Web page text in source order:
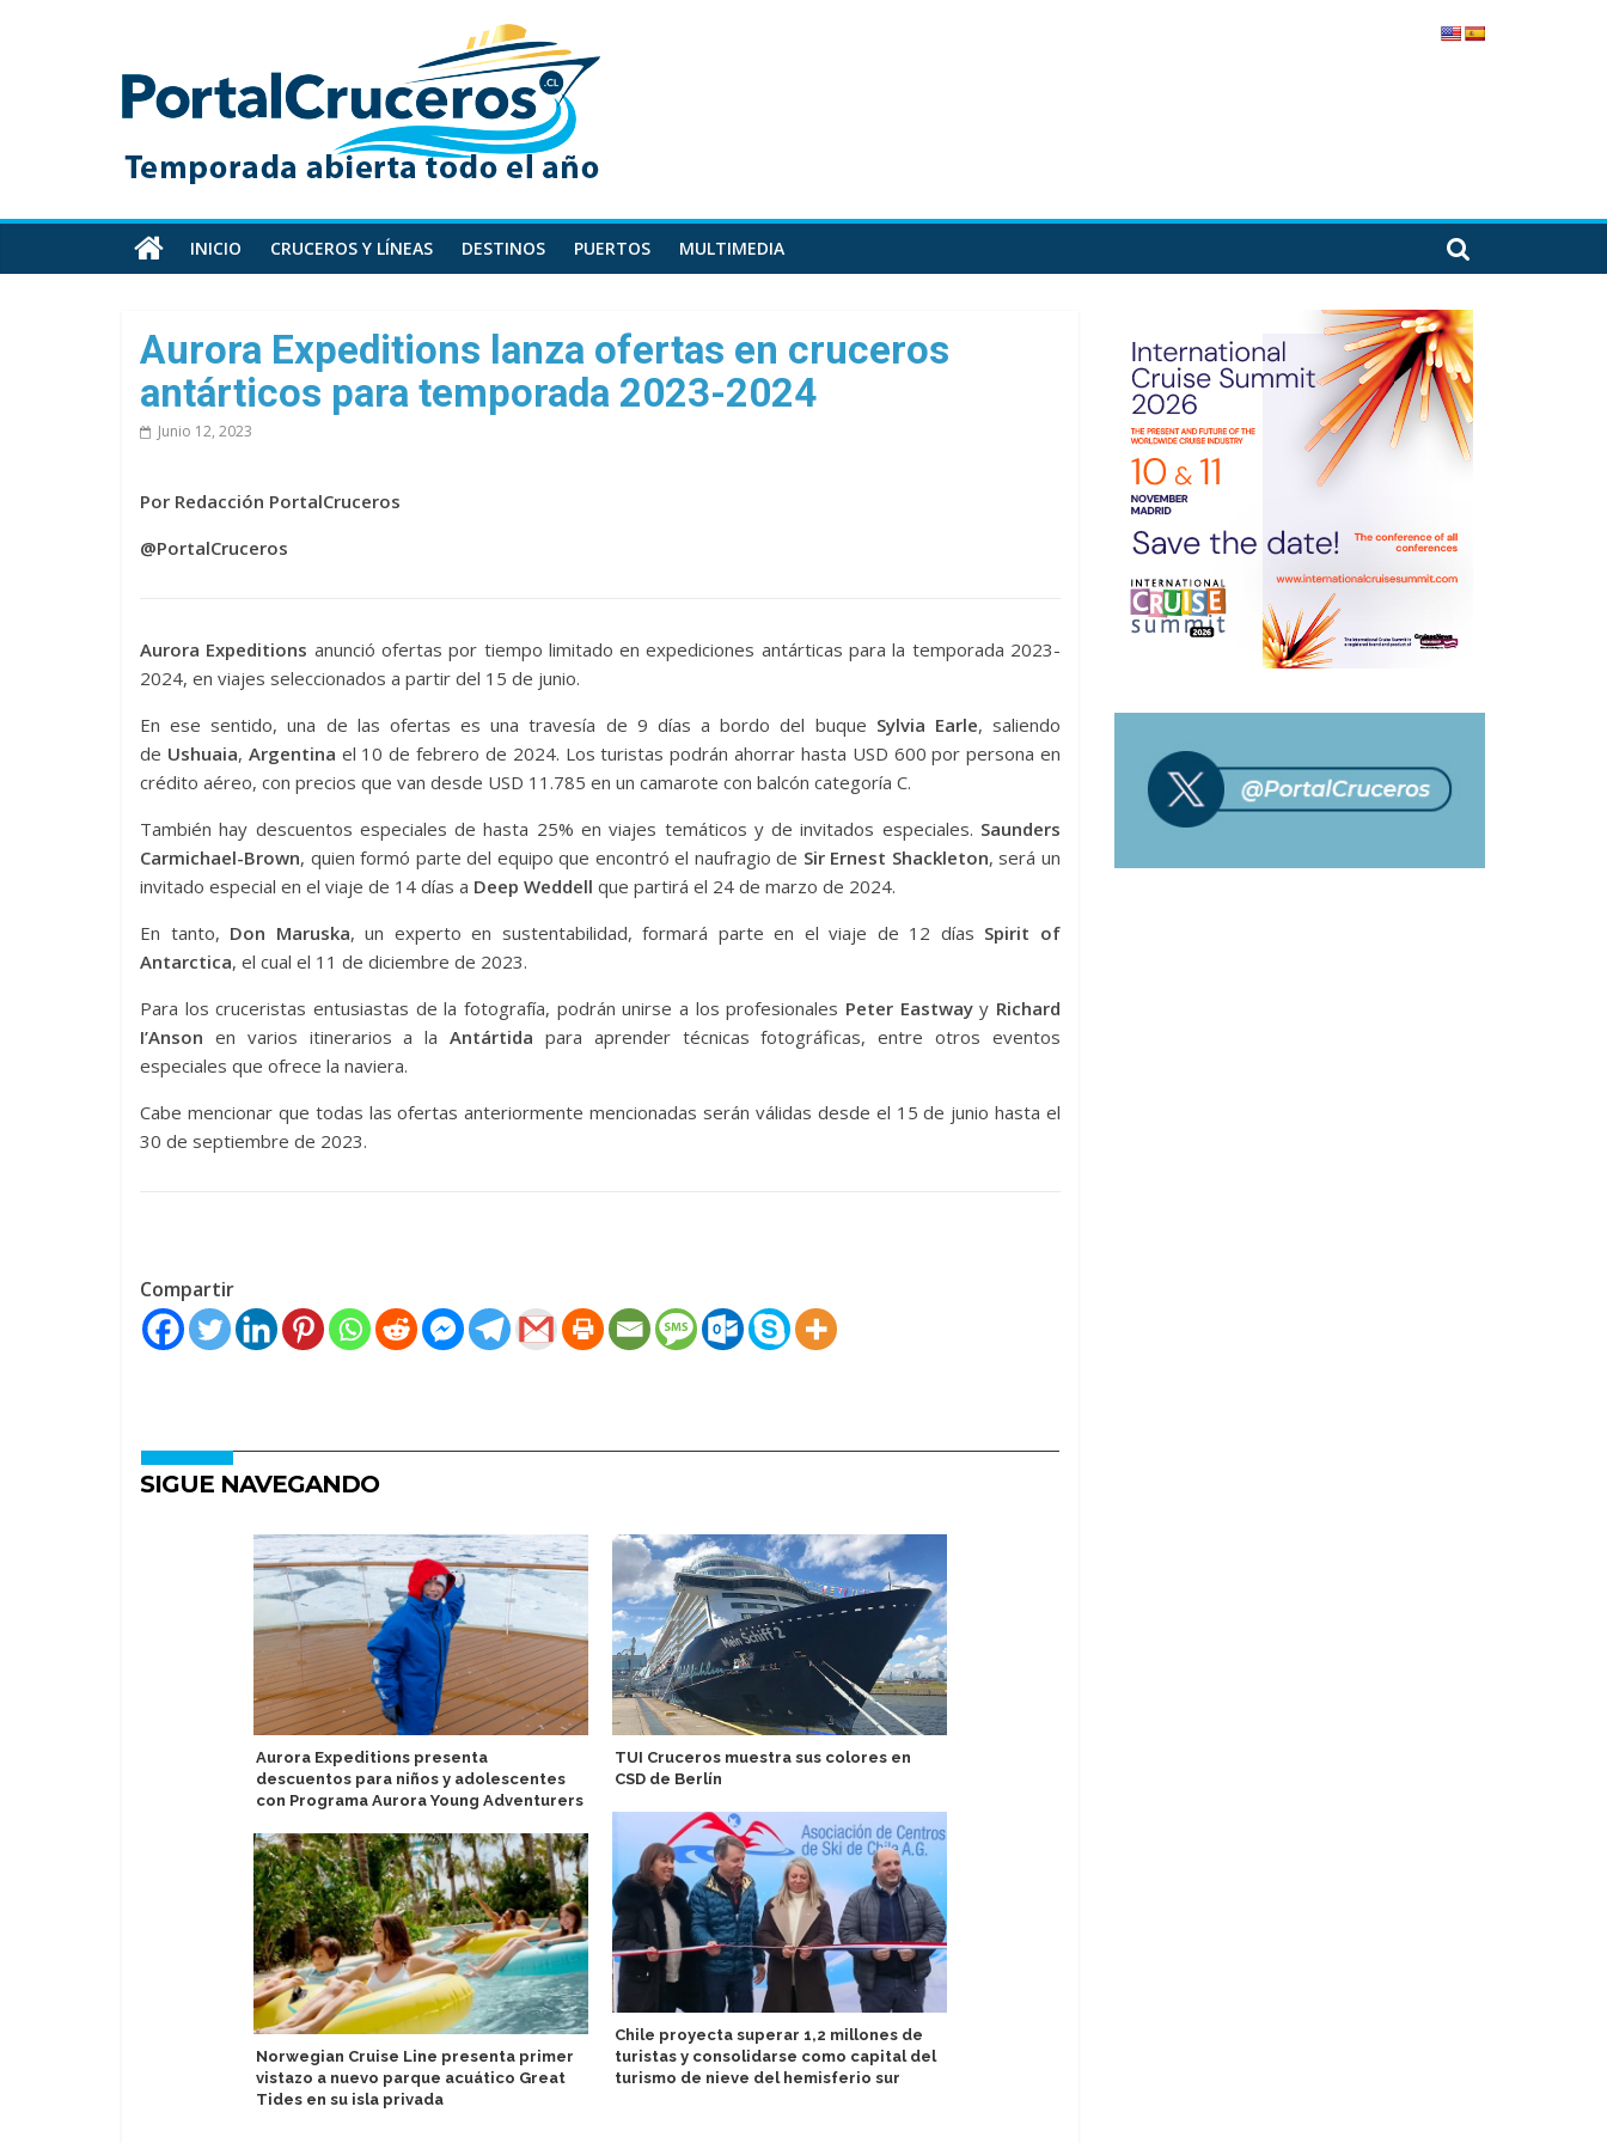
PortalCruceros
Toda
información
cruceros
en
un
sitio
INICIO CRUCEROS Y LÍNEAS DESTINOS PUERTOS MULTIMEDIA
Aurora Expeditions lanza ofertas en cruceros
antárticos para temporada 2023-2024
Junio 12, 2023
Por Redacción PortalCruceros
@PortalCruceros
Aurora Expeditions anunció ofertas por tiempo limitado en expediciones antárticas para la temporada 2023-
2024, en viajes seleccionados a partir del 15 de junio.
En ese sentido, una de las ofertas es una travesía de 9 días a bordo del buque Sylvia Earle, saliendo
de Ushuaia, Argentina el 10 de febrero de 2024. Los turistas podrán ahorrar hasta USD 600 por persona en
crédito aéreo, con precios que van desde USD 11.785 en un camarote con balcón categoría C.
También hay descuentos especiales de hasta 25% en viajes temáticos y de invitados especiales. Saunders
Carmichael-Brown, quien formó parte del equipo que encontró el naufragio de Sir Ernest Shackleton, será un
invitado especial en el viaje de 14 días a Deep Weddell que partirá el 24 de marzo de 2024.
En tanto, Don Maruska, un experto en sustentabilidad, formará parte en el viaje de 12 días Spirit of
Antarctica, el cual el 11 de diciembre de 2023.
Para los cruceristas entusiastas de la fotografía, podrán unirse a los profesionales Peter Eastwayy Richard
I’Anson en varios itinerarios a laAntártida para aprender técnicas fotográficas, entre otros eventos
especiales que ofrece la naviera.
Cabe mencionar que todas las ofertas anteriormente mencionadas serán válidas desde el 15 de junio hasta el
30 de septiembre de 2023.
Compartir
SIGUE NAVEGANDO
Aurora Expeditions presenta
descuentos para niños y adolescentes
con Programa Aurora Young Adventurers
Norwegian Cruise Line presenta primer
vistazo a nuevo parque acuático Great
Tides en su isla privada
TUI Cruceros muestra sus colores en
CSD de Berlín
Chile proyecta superar 1,2 millones de
turistas y consolidarse como capital del
turismo de nieve del hemisferio sur